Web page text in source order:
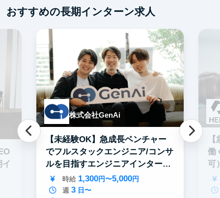
おすすめの長期インターン求人
株式会社GenAi
【未経験OK】急成長ベンチャー
でフルスタックエンジニア/コンサ
ルを目指すエンジニアインター
ン！時給 1,300円〜5,000円
週 3日〜
働
可